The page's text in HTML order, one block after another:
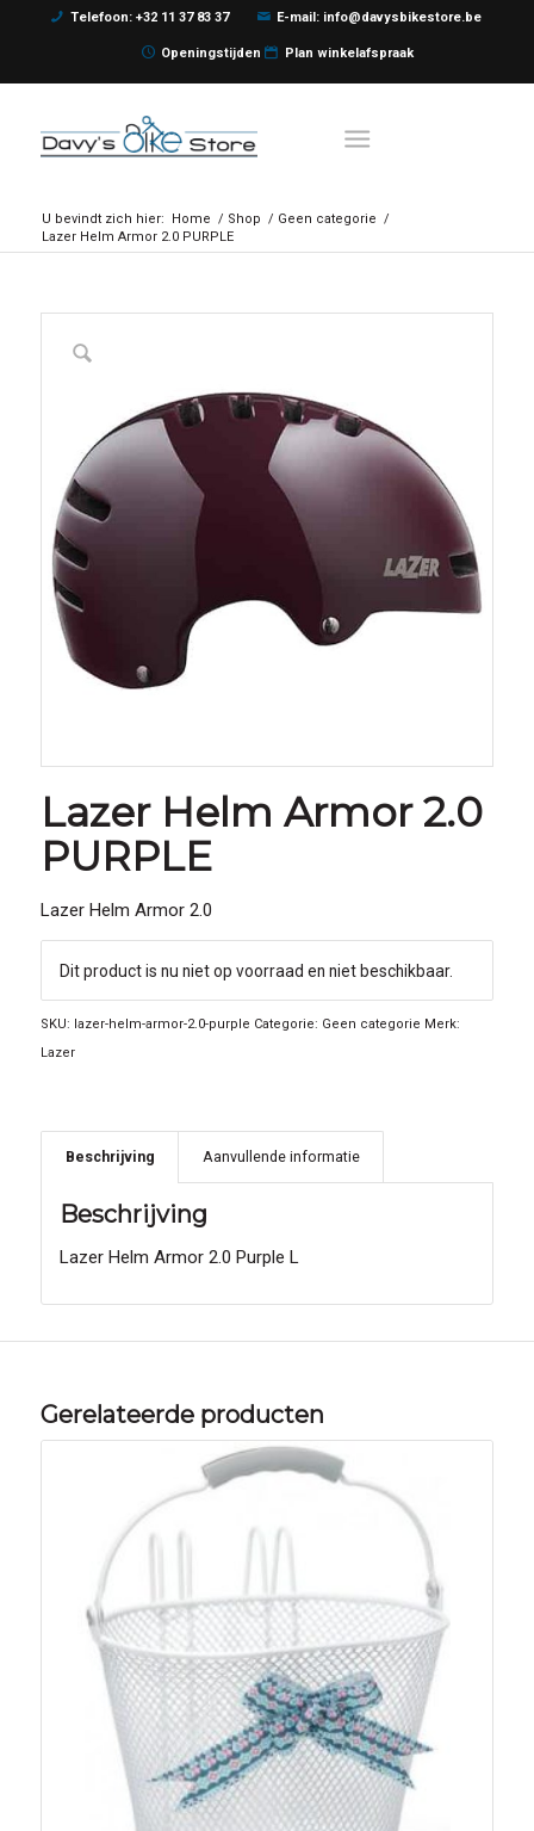
Telefoon: +32 11 37 83 37 E-mail: info@davysbikestore.be
Openingstijden Plan winkelafspraak
U bevindt zich hier: Home / Shop / Geen categorie /
Lazer Helm Armor 2.0 PURPLE
Lazer Helm Armor 2.0
PURPLE
Lazer Helm Armor 2.0
Dit product is nu niet op voorraad en niet beschikbaar.
SKU: lazer-helm-armor-2.0-purple Categorie: Geen categorie Merk:
Lazer
Beschrijving Aanvullende informatie
Beschrijving
Lazer Helm Armor 2.0 Purple L
Gerelateerde producten